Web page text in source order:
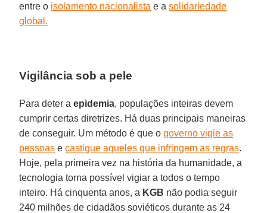
entre o isolamento nacionalista e asolidariedade
global .
Vigilância sob a pele
Para deter aepidemia, populações inteiras devem
cumprir certas diretrizes. Há duas principais maneiras
de conseguir. Um método é que ogoverno vigie as
pessoas ecastigue aqueles que infringem as regras.
Hoje, pela primeira vez na história da humanidade, a
tecnologia torna possível vigiar a todos o tempo
inteiro. Há cinquenta anos, a KGB não podia seguir
240 milhões de cidadãos soviéticos durante as 24